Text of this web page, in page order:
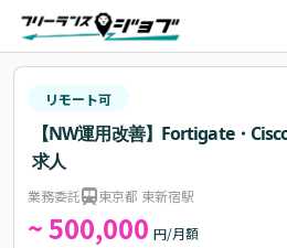
リモート可
【NW運用改善】Fortigate・
求人
業務委託 東京都 東新宿駅
~ 500,000 円/月額